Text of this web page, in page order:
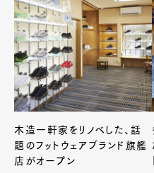
木造一軒家をリノベした、話
題のフットウェアブランド旗艦
店がオープン